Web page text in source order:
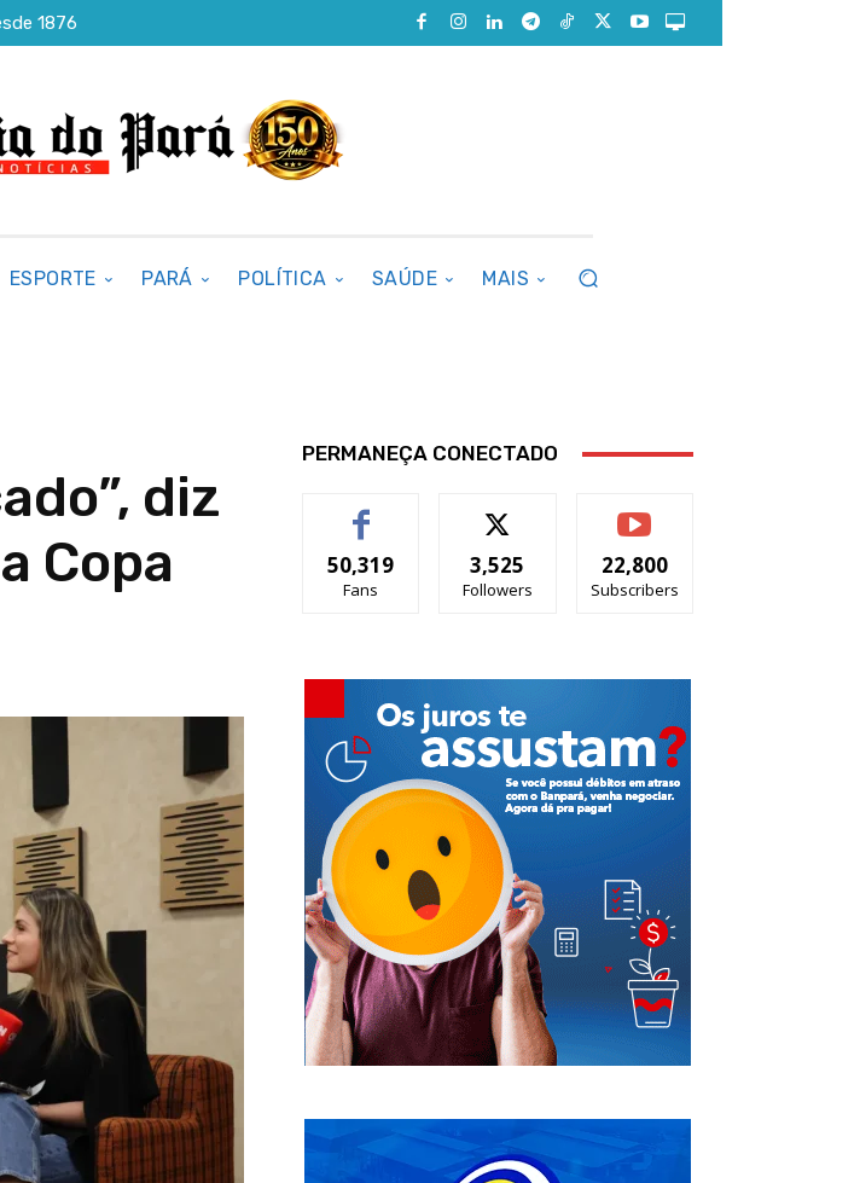
1876
ESPORTE PARÁ POLÍTICA SAÚDE MAIS
diz
Copa
PERMANEÇA CONECTADO
50,319
Fans
3,525
Followers
22,800
Subscribers